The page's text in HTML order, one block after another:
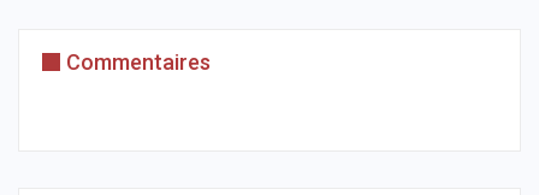
Commentaires